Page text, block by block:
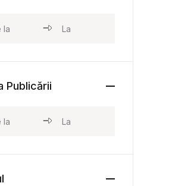
Publicării